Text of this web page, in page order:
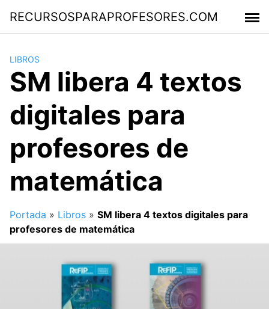
contenido
RECURSOSPARAPROFESORES.COM
LIBROS
SM libera 4 textos
digitales para
profesores de
matemática
Portada » Libros » SM libera 4 textos digitales para
profesores de matemática